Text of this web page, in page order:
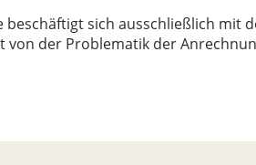
beschäftigt sich ausschließlich mit
der Problematik der